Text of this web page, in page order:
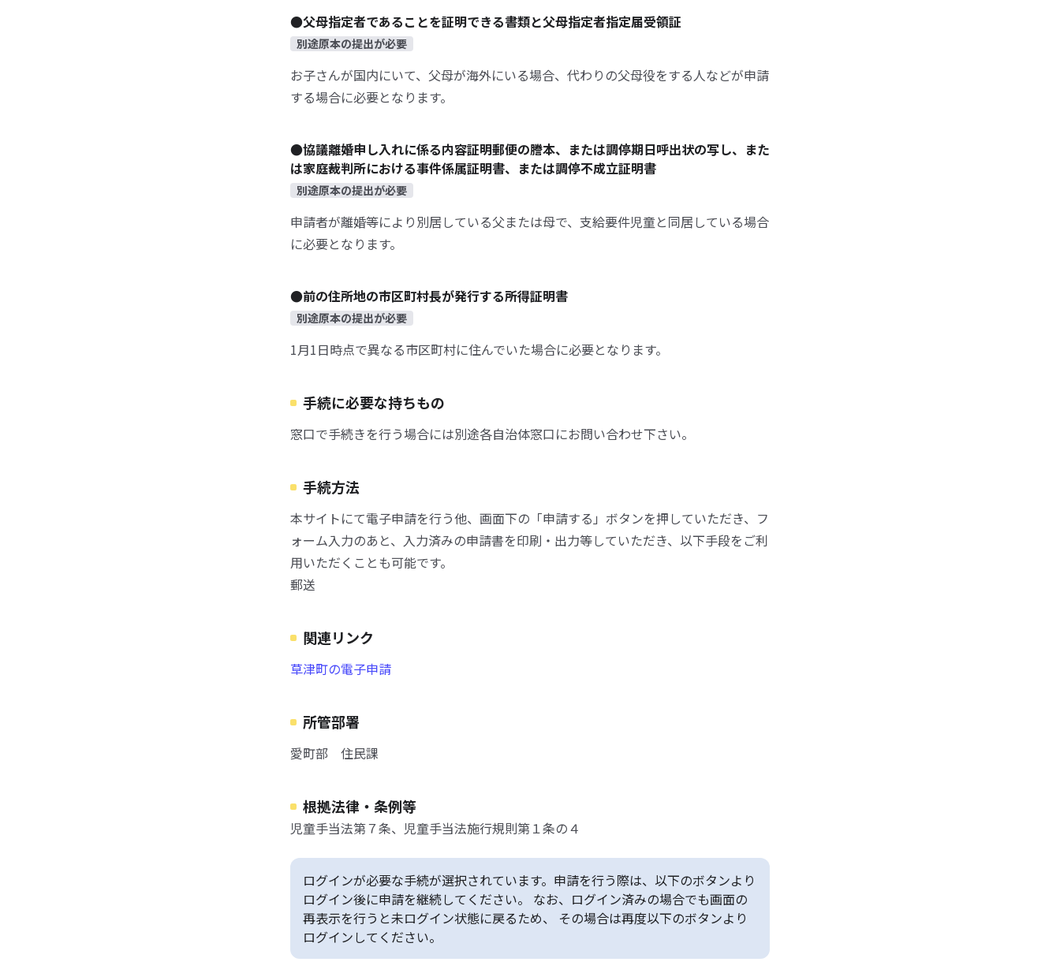
●父母指定者であることを証明できる書類と父母指定者指定届受領証
別途原本の提出が必要
お子さんが国内にいて、父母が海外にいる場合、代わりの父母役をする人などが申請
する場合に必要となります。
●協議離婚申し入れに係る内容証明郵便の謄本、または調停期日呼出状の写し、また
は家庭裁判所における事件係属証明書、または調停不成立証明書
別途原本の提出が必要
申請者が離婚等により別居している父または母で、支給要件児童と同居している場合
に必要となります。
●前の住所地の市区町村長が発行する所得証明書
別途原本の提出が必要
1月1日時点で異なる市区町村に住んでいた場合に必要となります。
手続に必要な持ちもの
窓口で手続きを行う場合には別途各自治体窓口にお問い合わせ下さい。
手続方法
本サイトにて電子申請を行う他、画面下の「申請する」ボタンを押していただき、フ
ォーム入力のあと、入力済みの申請書を印刷・出力等していただき、以下手段をご利
用いただくことも可能です。
郵送
関連リンク
草津町の電子申請
所管部署
愛町部 住民課
根拠法律・条例等
児童手当法第７条、児童手当法施行規則第１条の４
ログインが必要な手続が選択されています。申請を行う際は、以下のボタンより
ログイン後に申請を継続してください。 なお、ログイン済みの場合でも画面の
再表示を行うと未ログイン状態に戻るため、 その場合は再度以下のボタンより
ログインしてください。